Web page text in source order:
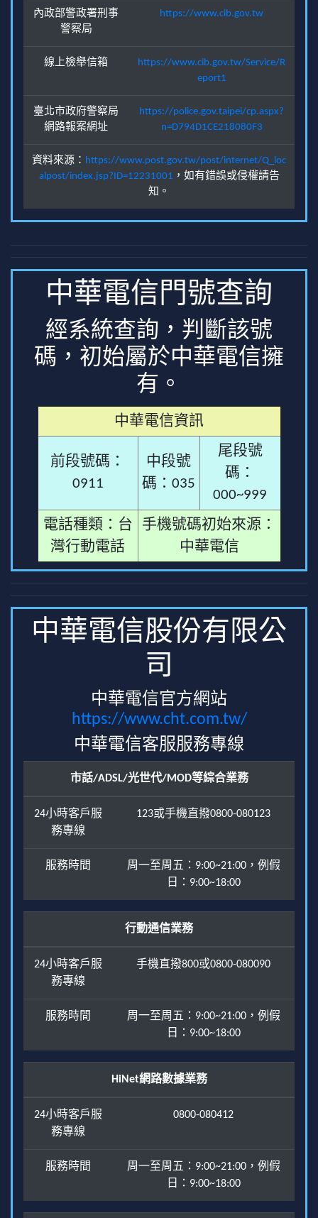
內政部警政署刑事
警察局
https://www.cib.gov.tw
線上檢舉信箱
https://www.cib.gov.tw/Service/R
eport1
臺北市政府警察局
網路報案網址
https://police.gov.taipei/cp.aspx?
n=D794D1CE218080F3
資料來源： https://www.post.gov.tw/post/internet/Q_loc
alpost/index.jsp?ID=12231001 ，如有錯誤或侵權請告
知。
中華電信門號查詢
經系統查詢，判斷該號
碼，初始屬於中華電信擁
有。
中華電信資訊
前段號碼：
0911
中段號
碼：035
尾段號
碼：
000~999
電話種類：台
灣行動電話
手機號碼初始來源：
中華電信
中華電信股份有限公
司
中華電信官方網站
https://www.cht.com.tw/
中華電信客服服務專線
市話/ADSL/光世代/MOD等綜合業務
24小時客戶服
務專線
123或手機直撥0800-080123
服務時間
周一至周五：9:00~21:00，例假
日：9:00~18:00
行動通信業務
24小時客戶服
務專線
手機直撥800或0800-080090
服務時間
周一至周五：9:00~21:00，例假
日：9:00~18:00
HiNet網路數據業務
24小時客戶服
務專線
0800-080412
服務時間
周一至周五：9:00~21:00，例假
日：9:00~18:00